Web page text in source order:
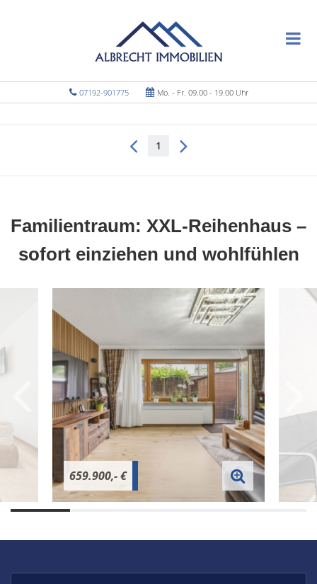
07192-901775 Mo. - Fr. 09.00 - 19.00 Uhr
1
Familientraum: XXL-Reihenhaus –
sofort einziehen und wohlfühlen
659.900,- €